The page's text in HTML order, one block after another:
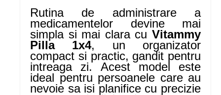
Rutina de administrare a
medicamentelor devine mai
simpla si mai clara cu Vitammy
Pilla 1x4, un organizator
compact si practic, gandit pentru
intreaga zi. Acest model este
ideal pentru persoanele care au
nevoie sa isi planifice cu precizie